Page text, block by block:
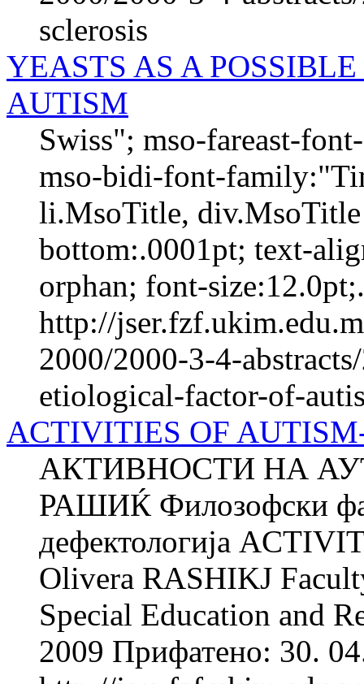
sclerosis
YEASTS AS A
AUTISM
Swiss"; mso-fareast-
mso-bidi-font-
li.MsoTitle,
bottom:.0001pt; text-
orphan; font-
http://
2000/2000-3-4-
etiological-factor-of-
ACTIVITIES OF
АКТИВНОСТИ НА
РАШИЌ Филозофски
дефектологија
Olivera RASHIKJ
Special Education and
2009 Прифатено: 30.